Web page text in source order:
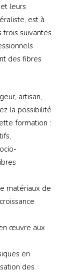
leurs
est à
trois suivantes
des fibres
artisan,
la possibilité
formation :
matériaux de
œuvre aux
en
des